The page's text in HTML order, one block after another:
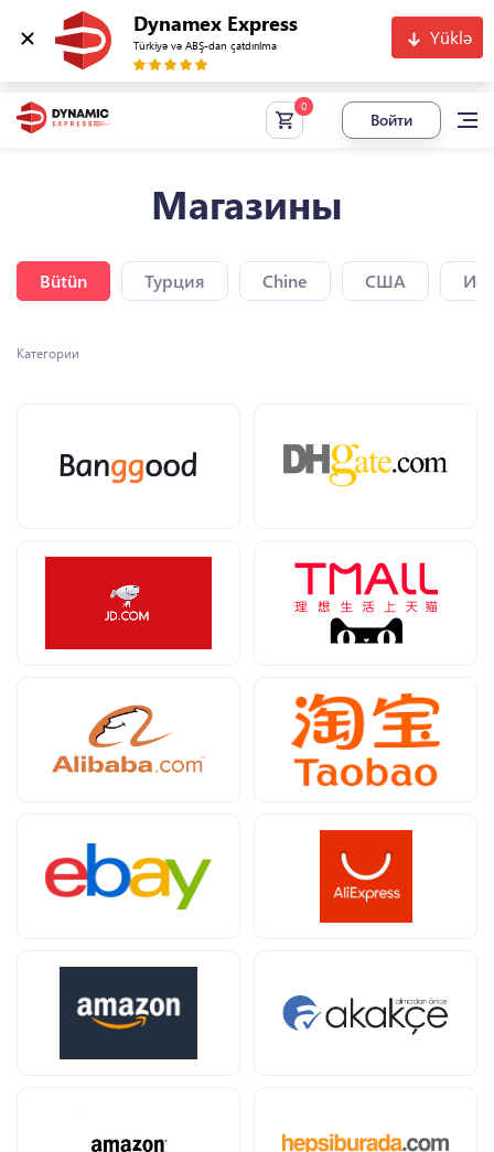
Dynamex Express
Türkiyə və ABŞ-dan çatdırılma Yüklə
Войти
Магазины
Bütün Турция Chine США
Категории